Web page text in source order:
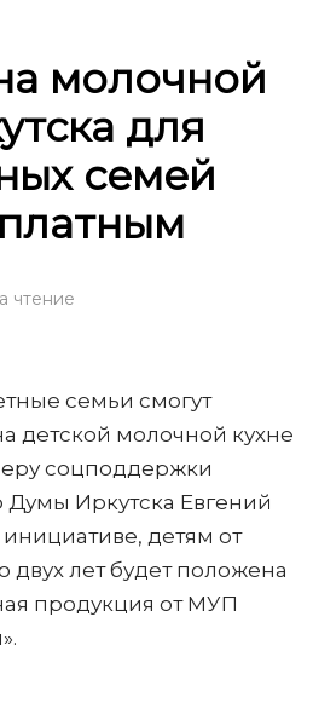
молочной
для
семей
чтение
семьи смогут
детской молочной кухне
соцподдержки
Иркутска Евгений
инициативе, детям от
двух лет будет положена
продукция от МУП